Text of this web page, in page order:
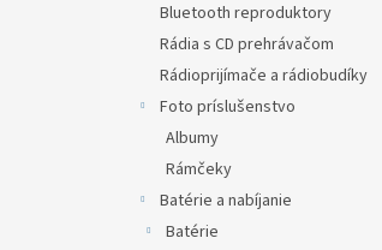
Bluetooth reproduktory
Rádia s CD prehrávačom
Rádioprijímače a rádiobudíky
Foto príslušenstvo
Albumy
Rámčeky
Batérie a nabíjanie
Batérie